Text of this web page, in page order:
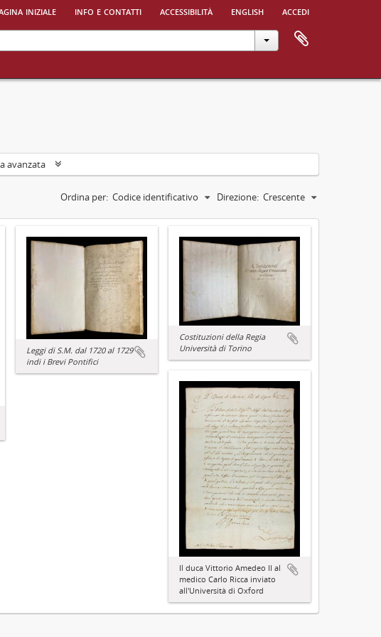
iniziale info e contatti accessibilità english accedi
avanzata
Ordina per: Codice identificativo Direzione: Crescente
Leggi di S.M. dal 1720 al 1729
indi i Brevi Pontifici
Costituzioni della Regia
Università di Torino
Il duca Vittorio Amedeo II al
medico Carlo Ricca inviato
all'Università di Oxford